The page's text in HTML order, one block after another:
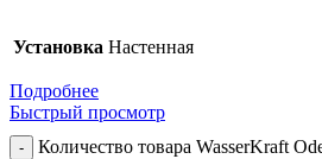
Установка Настенная
Подробнее
Быстрый просмотр
Количество товара WasserKraft